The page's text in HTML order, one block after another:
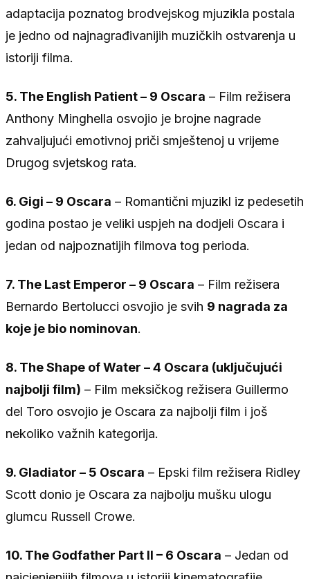
adaptacija poznatog brodvejskog mjuzikla postala
je jedno od najnagrađivanijih muzičkih ostvarenja u
istoriji filma.
5. The English Patient – 9 Oscara – Film režisera
Anthony Minghella osvojio je brojne nagrade
zahvaljujući emotivnoj priči smještenoj u vrijeme
Drugog svjetskog rata.
6. Gigi – 9 Oscara – Romantični mjuzikl iz pedesetih
godina postao je veliki uspjeh na dodjeli Oscara i
jedan od najpoznatijih filmova tog perioda.
7. The Last Emperor – 9 Oscara – Film režisera
Bernardo Bertolucci osvojio je svih 9 nagrada za
koje je bio nominovan.
8. The Shape of Water – 4 Oscara (uključujući
najbolji film) – Film meksičkog režisera Guillermo
del Toro osvojio je Oscara za najbolji film i još
nekoliko važnih kategorija.
9. Gladiator – 5 Oscara – Epski film režisera Ridley
Scott donio je Oscara za najbolju mušku ulogu
glumcu Russell Crowe.
10. The Godfather Part II – 6 Oscara – Jedan od